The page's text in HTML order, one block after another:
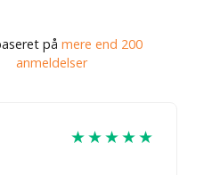
på mere end 200
anmeldelser
★★★★★